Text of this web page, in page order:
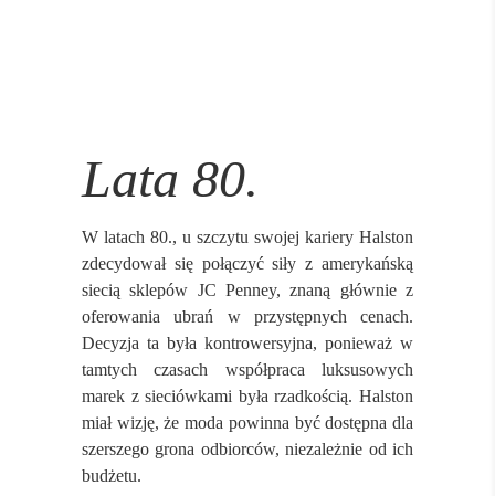
Lata 80.
W latach 80., u szczytu swojej kariery Halston
zdecydował się połączyć siły z amerykańską
siecią sklepów JC Penney, znaną głównie z
oferowania ubrań w przystępnych cenach.
Decyzja ta była kontrowersyjna, ponieważ w
tamtych czasach współpraca luksusowych
marek z sieciówkami była rzadkością. Halston
miał wizję, że moda powinna być dostępna dla
szerszego grona odbiorców, niezależnie od ich
budżetu.